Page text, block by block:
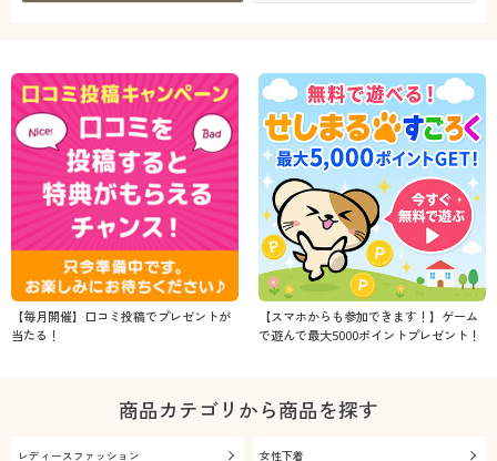
ご利用ガイド
よくある質問とお問い合わせ
【毎月開催】口コミ投稿でプレゼントが
当たる！
【スマホからも参加できます！】ゲーム
で遊んで最大5000ポイントプレゼント！
商品カテゴリから商品を探す
レディースファッション 女性下着